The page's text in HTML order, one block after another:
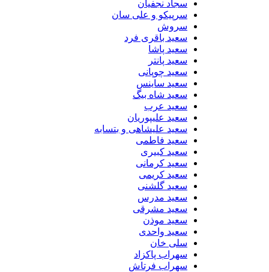
سجاد نجفیان
سرپیکو و علی سان
سروش
سعید باقری فرد
سعید پاشا
سعید پانتر
سعید چوپانی
سعید ساینس
سعید شاه بیگ
سعید عرب
سعید علیپوریان
سعید علیشاهی و بتسابه
سعید فاطمی
سعید کبیری
سعید کرمانی
سعید کریمی
سعید گلشنی
سعید مدرس
سعید مشرقی
سعید موذن
سعید واحدی
سلی خان
سهراب پاکزاد
سهراب فرتاش